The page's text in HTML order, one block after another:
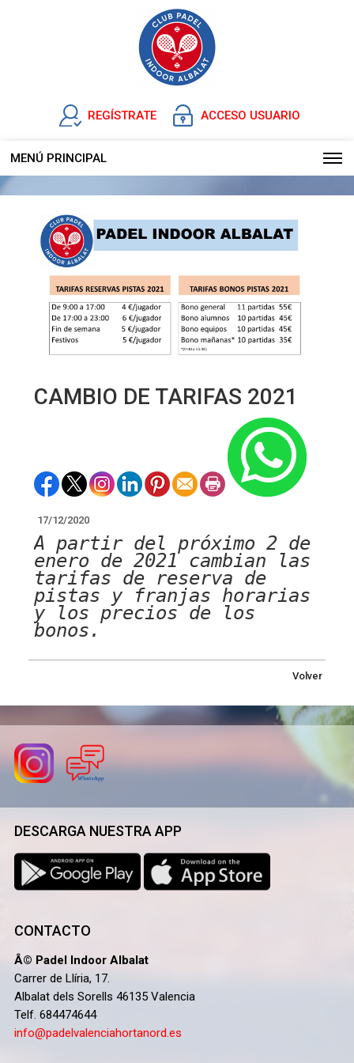
REGÍSTRATE ACCESO USUARIO
MENÚ PRINCIPAL
CAMBIO DE TARIFAS 2021
17/12/2020
A partir del próximo 2 de
enero de 2021 cambian las
tarifas de reserva de
pistas y franjas horarias
y los precios de los
bonos.
Volver
DESCARGA NUESTRA APP
CONTACTO
Â© Padel Indoor Albalat
Carrer de Llíria, 17.
Albalat dels Sorells 46135 Valencia
Telf. 684474644
info@padelvalenciahortanord.es